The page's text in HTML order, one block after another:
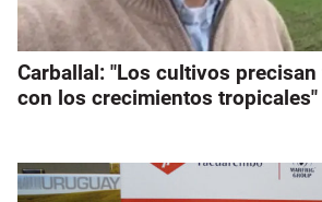
Carballal: "Los cultivos
con los crecimientos tropicales"